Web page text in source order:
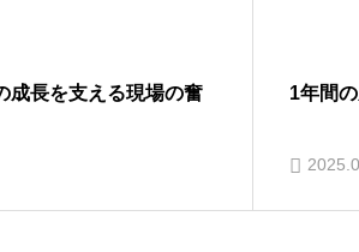
たな挑戦
特定